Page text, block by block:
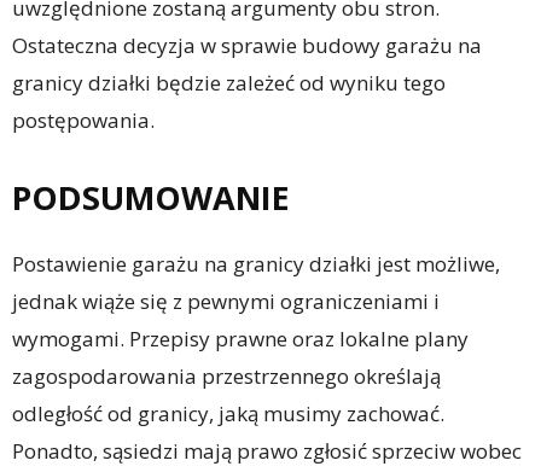
uwzględnione zostaną argumenty obu stron.
Ostateczna decyzja w sprawie budowy garażu na
granicy działki będzie zależeć od wyniku tego
postępowania.
PODSUMOWANIE
Postawienie garażu na granicy działki jest możliwe,
jednak wiąże się z pewnymi ograniczeniami i
wymogami. Przepisy prawne oraz lokalne plany
zagospodarowania przestrzennego określają
odległość od granicy, jaką musimy zachować.
Ponadto, sąsiedzi mają prawo zgłosić sprzeciw wobec